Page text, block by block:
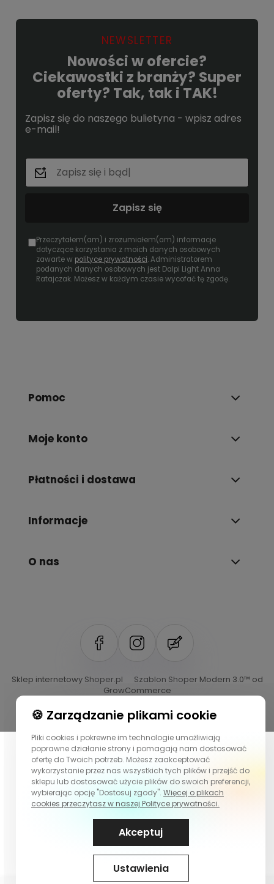
NEWSLETTER
Nowości w ofercie?
Ciekawostki z branży? Super
oferty? Tak, tak i TAK!
Zapisz się do naszego bulietyna - wpisz adres
e-mail!
Zapisz się
Przeczytałem(am) i zrozumiałem(am) informacje
dotyczące korzystania z moich danych osobowych
zawarte w polityce prywatności. Administratorem
podanych danych osobowych jest Dalpi Light Anna
Ratajczak. Możesz w każdym czasie wycofać tę zgodę.
Pomoc
Moje konto
Płatności i dostawa
Informacje
O nas
Sklep internetowy Shoper.pl Szablon Shoper Modern 3.0™ od
GrowCommerce
🍪 Zarządzanie plikami cookie
Pliki cookies i pokrewne im technologie umożliwiają
poprawne działanie strony i pomagają nam dostosować
ofertę do Twoich potrzeb. Możesz zaakceptować
wykorzystanie przez nas wszystkich tych plików i przejść do
sklepu lub dostosować użycie plików do swoich preferencji,
wybierając opcję "Dostosuj zgody". Więcej o plikach
cookies przeczytasz w naszej Polityce prywatności.
Ustawienia
Akceptuj